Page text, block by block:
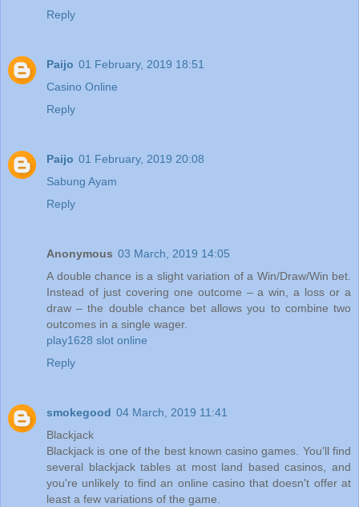
Reply
Paijo 01 February, 2019 18:51
Casino Online
Reply
Paijo 01 February, 2019 20:08
Sabung Ayam
Reply
Anonymous 03 March, 2019 14:05
A double chance is a slight variation of a Win/Draw/Win bet.
Instead of just covering one outcome – a win, a loss or a
draw – the double chance bet allows you to combine two
outcomes in a single wager.
play1628 slot online
Reply
smokegood 04 March, 2019 11:41
Blackjack
Blackjack is one of the best known casino games. You'll find
several blackjack tables at most land based casinos, and
you're unlikely to find an online casino that doesn't offer at
least a few variations of the game.